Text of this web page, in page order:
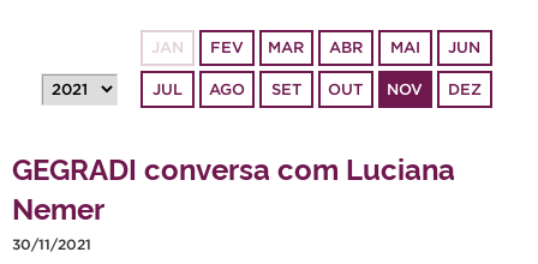
PORTARIAS
JAN FEV MAR ABR MAI JUN
JUL AGO SET OUT NOV DEZ
GEGRADI conversa com Luciana
Nemer
30/11/2021